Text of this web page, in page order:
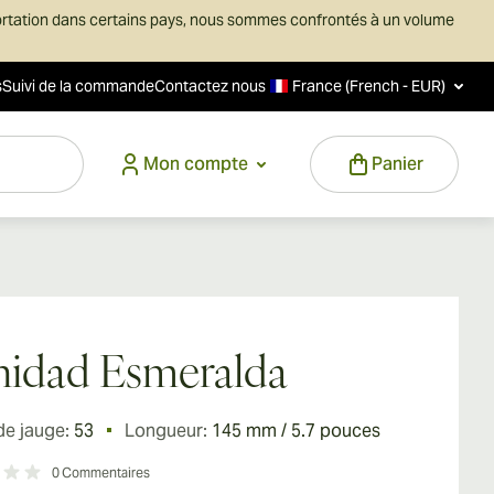
dans certains pays, nous sommes confrontés à un volume
Suivi de la commandeContactez nous France (French - EUR)
Mon compte Panier
Esmeralda
jauge: 53 Longueur: 145 mm / 5.7 pouces
0Commentaires